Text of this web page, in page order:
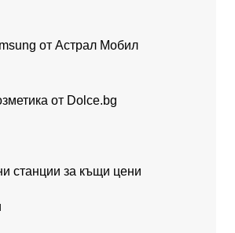
от Астрал Мобил
от Dolce.bg
станции за къщи цени